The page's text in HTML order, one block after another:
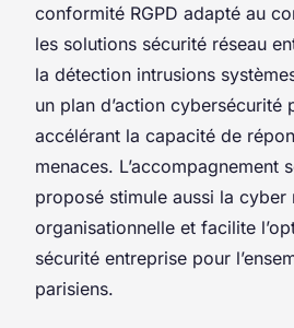
conformité RGPD adapté au
les solutions sécurité réseau
la détection intrusions
un plan d’action cybersécurité
accélérant la capacité de
menaces. L’accompagnement
proposé stimule aussi la cyber
organisationnelle et facilite
sécurité entreprise pour
parisiens.